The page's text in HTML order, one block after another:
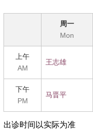
超扩大根冶术(D4)、
累数千例胃癌规范化根
最大宗的胃癌D4手术病
超过50％，明显高于全
于欧美，接近日本。
3.我科胃癌标准淋巴结
全国推广规范化的胃肠
授近年来先后受邀到北
周一
Mon
上午
AM
王志雄
下午
PM
马晋平
出诊时间以实际为准